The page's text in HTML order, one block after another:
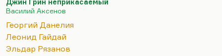
«Всегда на съездах Союза кинематографистов
комедиографы — Данелия, Гайдай и Рязанов»»
дало возможность Данелии, Гайдаю и Рязанову
Джин Грин неприкасаемый
Василий Аксенов
Георгий Данелия
Леонид Гайдай
Эльдар Рязанов